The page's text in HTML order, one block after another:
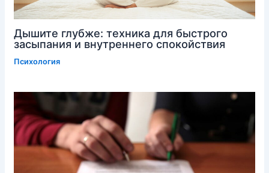
Дышите глубже: техника для быстрого
засыпания и внутреннего спокойствия
Психология